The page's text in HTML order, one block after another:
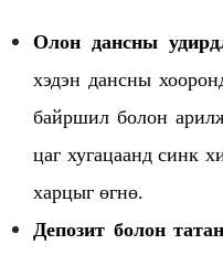
Олон дансны
хэдэн дансны
байршил болон
цаг хугацаанд синк
харцыг өгнө.
Депозит болон